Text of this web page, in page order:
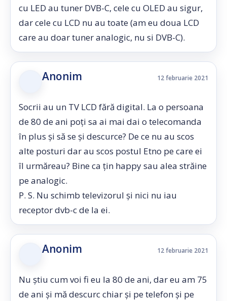
cu LED au tuner DVB-C, cele cu OLED au sigur,
dar cele cu LCD nu au toate (am eu doua LCD
care au doar tuner analogic, nu si DVB-C).
Anonim 12 februarie 2021
Socrii au un TV LCD fără digital. La o persoana
de 80 de ani poți sa ai mai dai o telecomanda
în plus și să se și descurce? De ce nu au scos
alte posturi dar au scos postul Etno pe care ei
îl urmăreau? Bine ca țin happy sau alea străine
pe analogic.
P. S. Nu schimb televizorul și nici nu iau
receptor dvb-c de la ei.
Anonim 12 februarie 2021
Nu știu cum voi fi eu la 80 de ani, dar eu am 75
de ani și mă descurc chiar și pe telefon și pe